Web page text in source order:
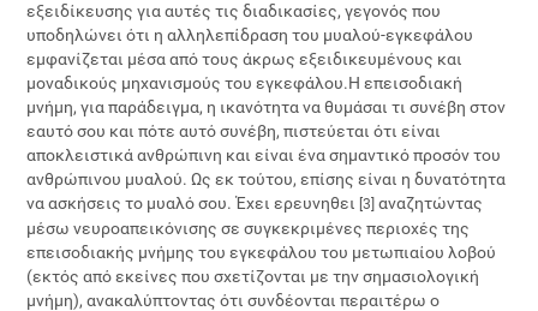
εξειδίκευσης για αυτές τις διαδικασίες, γεγονός που
υποδηλώνει ότι η αλληλεπίδραση του μυαλού-εγκεφάλου
εμφανίζεται μέσα από τους άκρως εξειδικευμένους και
μοναδικούς μηχανισμούς του εγκεφάλου.Η επεισοδιακή
μνήμη, για παράδειγμα, η ικανότητα να θυμάσαι τι συνέβη στον
εαυτό σου και πότε αυτό συνέβη, πιστεύεται ότι είναι
αποκλειστικά ανθρώπινη και είναι ένα σημαντικό προσόν του
ανθρώπινου μυαλού. Ως εκ τούτου, επίσης είναι η δυνατότητα
να ασκήσεις το μυαλό σου. Έχει ερευνηθει[3] αναζητώντας
μέσω νευροαπεικόνισης σε συγκεκριμένες περιοχές της
επεισοδιακής μνήμης του εγκεφάλου του μετωπιαίου λοβού
(εκτός από εκείνες που σχετίζονται με την σημασιολογική
μνήμη), ανακαλύπτοντας ότι συνδέονται περαιτέρω ο